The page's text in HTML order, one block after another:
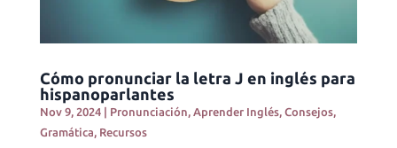
Cómo pronunciar la letra J en inglés para
hispanoparlantes
Nov 9, 2024| Pronunciación, Aprender Inglés, Consejos,
Gramática, Recursos